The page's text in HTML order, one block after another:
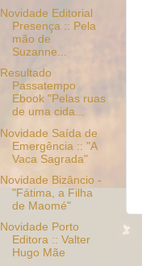
Novidade Editorial
Presença :: Pela
mão de
Suzanne...
Resultado
Passatempo
Ebook "Pelas ruas
de uma cida...
Novidade Saída de
Emergência :: "A
Vaca Sagrada"
Novidade Bizâncio -
"Fátima, a Filha
de Maomé"
Novidade Porto
Editora :: Valter
Hugo Mãe